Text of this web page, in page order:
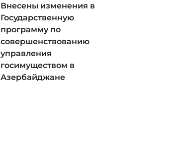
Внесены изменения в
Государственную
программу по
совершенствованию
управления
госимуществом в
Азербайджане